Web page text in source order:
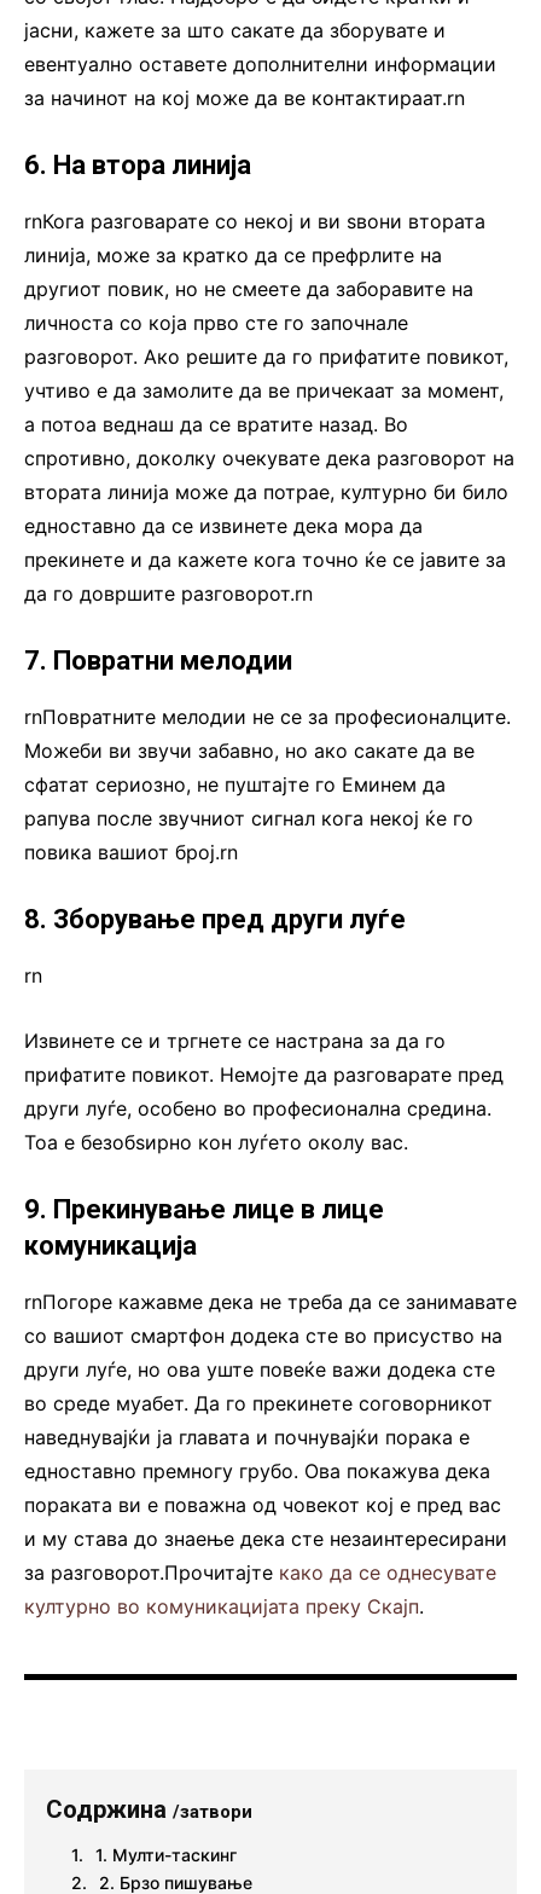
јасни, кажете за што сакате да зборувате и
евентуално оставете дополнителни информации
за начинот на кој може да ве контактираат.rn
6. На втора линија
rnКога разговарате со некој и ви ѕвони втората
линија, може за кратко да се префрлите на
другиот повик, но не смеете да заборавите на
личноста со која прво сте го започнале
разговорот. Ако решите да го прифатите повикот,
учтиво е да замолите да ве причекаат за момент,
а потоа веднаш да се вратите назад. Во
спротивно, доколку очекувате дека разговорот на
втората линија може да потрае, културно би било
едноставно да се извинете дека мора да
прекинете и да кажете кога точно ќе се јавите за
да го довршите разговорот.rn
7. Повратни мелодии
rnПовратните мелодии не се за професионалците.
Можеби ви звучи забавно, но ако сакате да ве
сфатат сериозно, не пуштајте го Еминем да
рапува после звучниот сигнал кога некој ќе го
повика вашиот број.rn
8. Зборување пред други луѓе
rn
Извинете се и тргнете се настрана за да го
прифатите повикот. Немојте да разговарате пред
други луѓе, особено во професионална средина.
Тоа е безобѕирно кон луѓето околу вас.
9. Прекинување лице в лице
комуникација
rnПогоре кажавме дека не треба да се занимавате
со вашиот смартфон додека сте во присуство на
други луѓе, но ова уште повеќе важи додека сте
во среде муабет. Да го прекинете соговорникот
наведнувајќи ја главата и почнувајќи порака е
едноставно премногу грубо. Ова покажува дека
пораката ви е поважна од човекот кој е пред вас
и му става до знаење дека сте незаинтересирани
за разговорот.Прочитајте како да се однесувате
културно во комуникацијата преку Скајп.
Содржина /затвори
1. Мулти-таскинг
2. Брзо пишување